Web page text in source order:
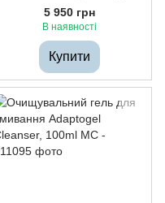
Erum, 30ml
5 950 грн
В наявності
Купити